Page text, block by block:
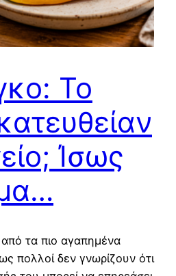
Το
Ίσως
τα πιο αγαπημένα
πολλοί δεν γνωρίζουν ότι